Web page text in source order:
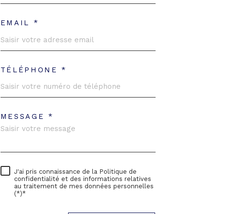
EMAIL *
TÉLÉPHONE *
MESSAGE *
J'ai pris connaissance de la Politique de
confidentialité et des informations relatives
au traitement de mes données personnelles
(*)*